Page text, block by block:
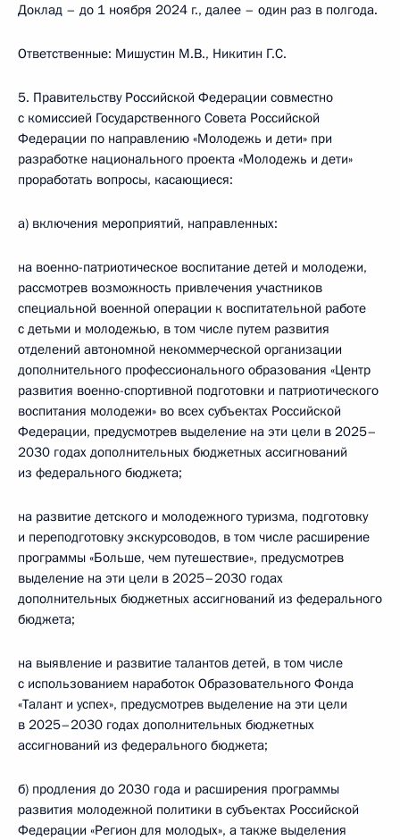
Доклад – до 1 ноября 2024 г., далее – один раз в полгода.
Ответственные: Мишустин М.В., Никитин Г.С.
5. Правительству Российской Федерации совместно
с комиссией Государственного Совета Российской
Федерации по направлению «Молодежь и дети» при
разработке национального проекта «Молодежь и дети»
проработать вопросы, касающиеся:
а) включения мероприятий, направленных:
на военно-патриотическое воспитание детей и молодежи,
рассмотрев возможность привлечения участников
специальной военной операции к воспитательной работе
с детьми и молодежью, в том числе путем развития
отделений автономной некоммерческой организации
дополнительного профессионального образования «Центр
развития военно-спортивной подготовки и патриотического
воспитания молодежи» во всех субъектах Российской
Федерации, предусмотрев выделение на эти цели в 2025–
2030 годах дополнительных бюджетных ассигнований
из федерального бюджета;
на развитие детского и молодежного туризма, подготовку
и переподготовку экскурсоводов, в том числе расширение
программы «Больше, чем путешествие», предусмотрев
выделение на эти цели в 2025–2030 годах
дополнительных бюджетных ассигнований из федерального
бюджета;
на выявление и развитие талантов детей, в том числе
с использованием наработок Образовательного Фонда
«Талант и успех», предусмотрев выделение на эти цели
в 2025–2030 годах дополнительных бюджетных
ассигнований из федерального бюджета;
б) продления до 2030 года и расширения программы
развития молодежной политики в субъектах Российской
Федерации «Регион для молодых», а также выделения